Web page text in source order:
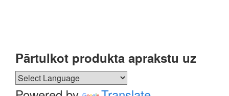
Pārtulkot produkta aprakstu uz